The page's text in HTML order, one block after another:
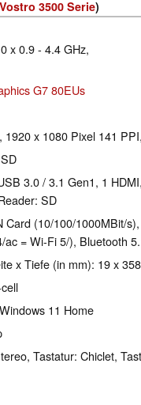
Vostro 3500 Serie)
x 0.9 - 4.4 GHz,
G7 80EUs
1920 x 1080 Pixel 141
3.0 / 3.1 Gen1, 1
SD
Card (10/100/1000MBit/
ac = Wi-Fi 5/), Bluetooth
x Tiefe (in mm): 19 x
11 Home
Tastatur: Chiclet,